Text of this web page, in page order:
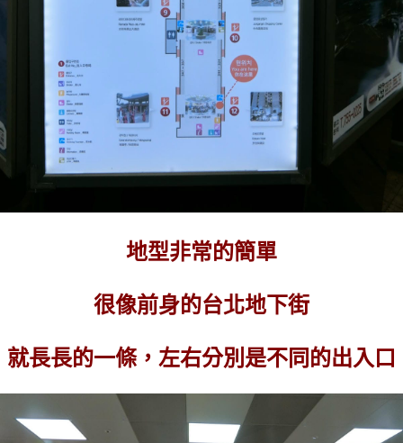
地型非常的簡單
很像前身的台北地下街
就長長的一條，左右分別是不同的出入口